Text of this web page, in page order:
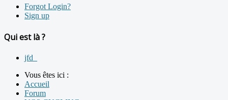
Forgot Login?
Sign up
Qui est là ?
jfd_
Vous êtes ici :
Accueil
Forum